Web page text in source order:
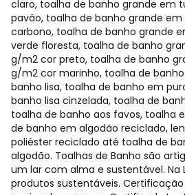
claro, toalha de banho grande em
pavão, toalha de banho grande
carbono, toalha de banho grande
verde floresta, toalha de banho
g/m2 cor preto, toalha de banho
g/m2 cor marinho, toalha de
banho lisa, toalha de banho em
banho lisa cinzelada, toalha de
toalha de banho aos favos, toalha
de banho em algodão reciclado,
poliéster reciclado até toalha de
algodão. Toalhas de Banho são
um lar com alma e sustentável. Na
produtos sustentáveis.